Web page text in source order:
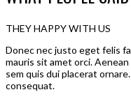
THEY HAPPY WITH US
Donec nec justo eget felis
mauris sit amet orci.
sem quis dui placerat
consequat.